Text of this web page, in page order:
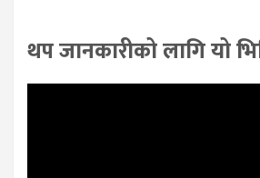
थप जानकारीको लागि यो